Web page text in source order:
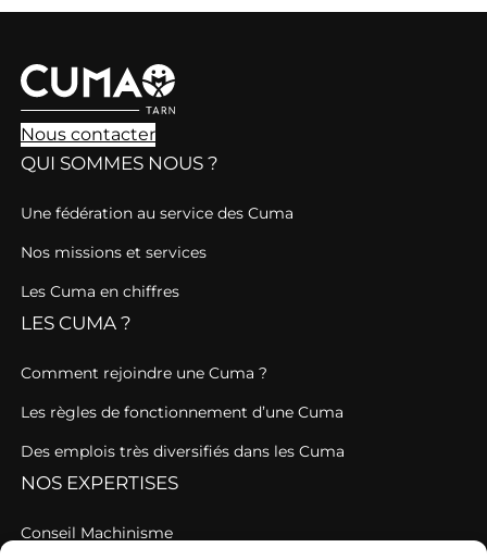
Nous contacter
QUI SOMMES NOUS ?
Une fédération au service des Cuma
Nos missions et services
Les Cuma en chiffres
LES CUMA ?
Comment rejoindre une Cuma ?
Les règles de fonctionnement d’une Cuma
Des emplois très diversifiés dans les Cuma
NOS EXPERTISES
Conseil Machinisme